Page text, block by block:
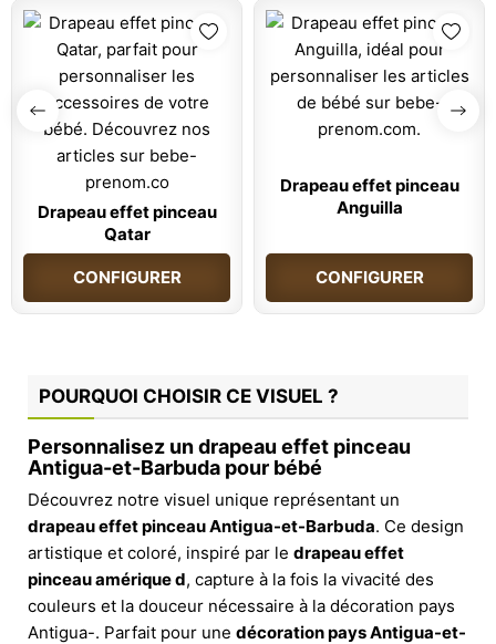
Drapeau effet pinceau
Qatar
CONFIGURER
Drapeau effet pinceau
Anguilla
CONFIGURER
POURQUOI CHOISIR CE VISUEL ?
Personnalisez un drapeau effet pinceau
Antigua-et-Barbuda pour bébé
Découvrez notre visuel unique représentant un
drapeau effet pinceau Antigua-et-Barbuda. Ce design
artistique et coloré, inspiré par le drapeau effet
pinceau amérique d, capture à la fois la vivacité des
couleurs et la douceur nécessaire à la décoration pays
Antigua-. Parfait pour une décoration pays Antigua-et-